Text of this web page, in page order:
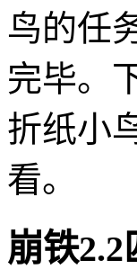
鸟的任
完毕。
折纸小
看。
崩铁